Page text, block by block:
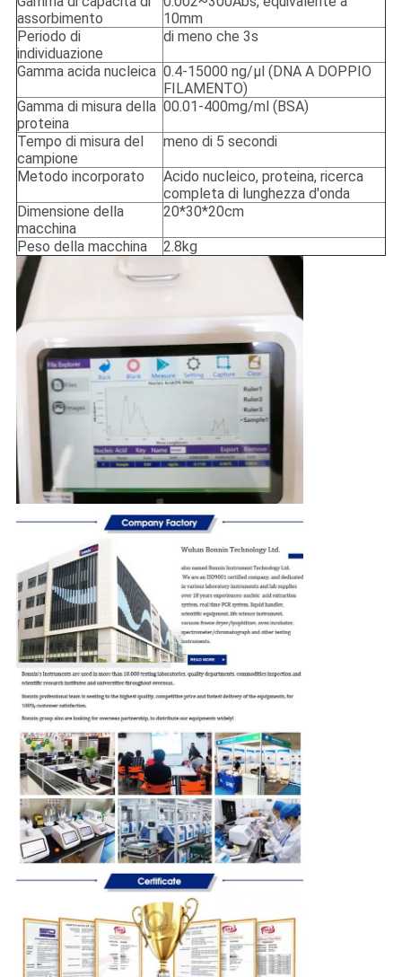
assorbimento
10mm
Periodo di
individuazione
di meno che 3s
Gamma acida nucleica 0.4-15000 ng/μl (DNA A DOPPIO
FILAMENTO)
Gamma di misura della
proteina
00.01-400mg/ml (BSA)
Tempo di misura del
campione
meno di 5 secondi
Metodo incorporato
Acido nucleico, proteina, ricerca
completa di lunghezza d'onda
Dimensione della
macchina
20*30*20cm
Peso della macchina 2.8kg